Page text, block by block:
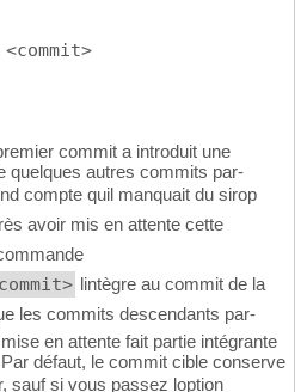
commit a introduit une
quelques autres commits par-
compte quil manquait du sirop
avoir mis en attente cette
lintègre au commit de la
les commits descendants par-
en attente fait partie intégrante
défaut, le commit cible conserve
si vous passez loption